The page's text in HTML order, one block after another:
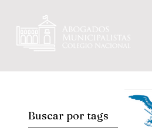
Buscar por tags